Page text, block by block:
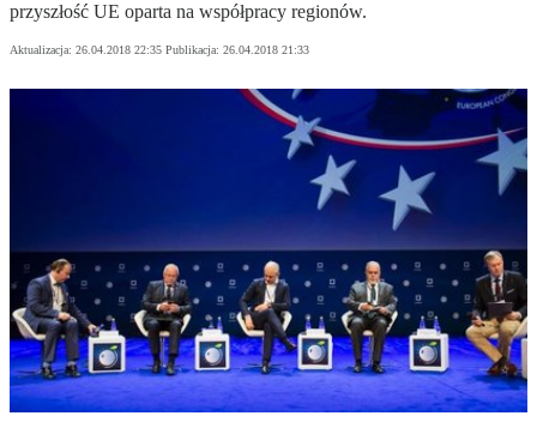
przyszłość UE oparta na współpracy regionów.
Aktualizacja: 26.04.2018 22:35 Publikacja: 26.04.2018 21:33